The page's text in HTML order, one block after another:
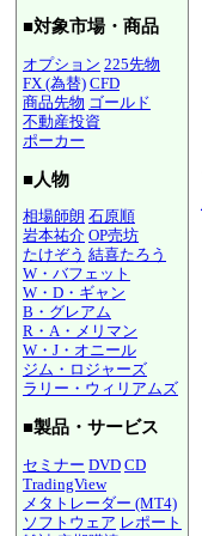
■対象市場・商品
オプション 225先物
FX (為替) CFD
商品先物 ゴールド
不動産投資
ポーカー
■人物
相場師朗 石原順
岩本祐介 OP売坊
たけぞう 結喜たろう
W・バフェット
W・D・ギャン
B・グレアム
R・A・メリマン
W・J・オニール
ジム・ロジャーズ
ラリー・ウィリアムズ
■製品・サービス
セミナー DVD CD
TradingView
メタトレーダー (MT4)
ソフトウェア レポート